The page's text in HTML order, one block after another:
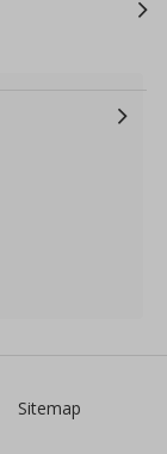
Sitemap